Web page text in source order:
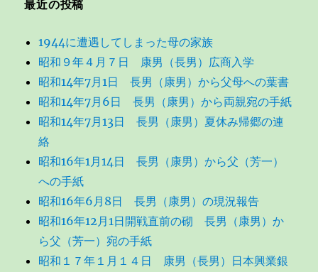
最近の投稿
1944に遭遇してしまった母の家族
昭和９年４月７日 康男（長男）広商入学
昭和14年7月1日 長男（康男）から父母への葉書
昭和14年7月6日 長男（康男）から両親宛の手紙
昭和14年7月13日 長男（康男）夏休み帰郷の連
絡
昭和16年1月14日 長男（康男）から父（芳一）
への手紙
昭和16年6月8日 長男（康男）の現況報告
昭和16年12月1日開戦直前の砌 長男（康男）か
ら父（芳一）宛の手紙
昭和１７年１月１４日 康男（長男）日本興業銀